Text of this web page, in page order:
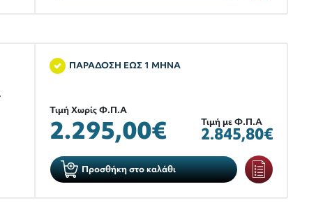
ΠΑΡΑΔΟΣΗ ΕΩΣ 1 ΜΗΝΑ
Τιμή Χωρίς Φ.Π.Α
2.295,00€ Τιμή με Φ.Π.Α
2.845,80€
Προσθήκη στο καλάθι